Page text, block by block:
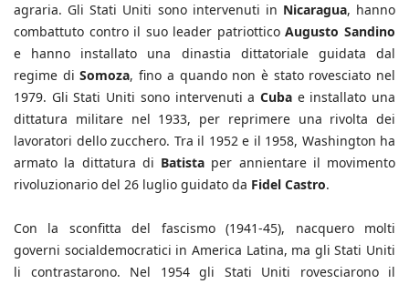
agraria. Gli Stati Uniti sono intervenuti in Nicaragua, hanno
combattuto contro il suo leader patriotticoAugusto Sandino
e hanno installato una dinastia dittatoriale guidata dal
regime diSomoza, fino a quando non è stato rovesciato nel
1979. Gli Stati Uniti sono intervenuti a Cuba e installato una
dittatura militare nel 1933, per reprimere una rivolta dei
lavoratori dello zucchero. Tra il 1952 e il 1958, Washington ha
armato la dittatura di Batista per annientare il movimento
rivoluzionario del 26 luglio guidato da Fidel Castro.
Con la sconfitta del fascismo (1941-45), nacquero molti
governi socialdemocratici in America Latina, ma gli Stati Uniti
li contrastarono. Nel 1954 gli Stati Uniti rovesciarono il